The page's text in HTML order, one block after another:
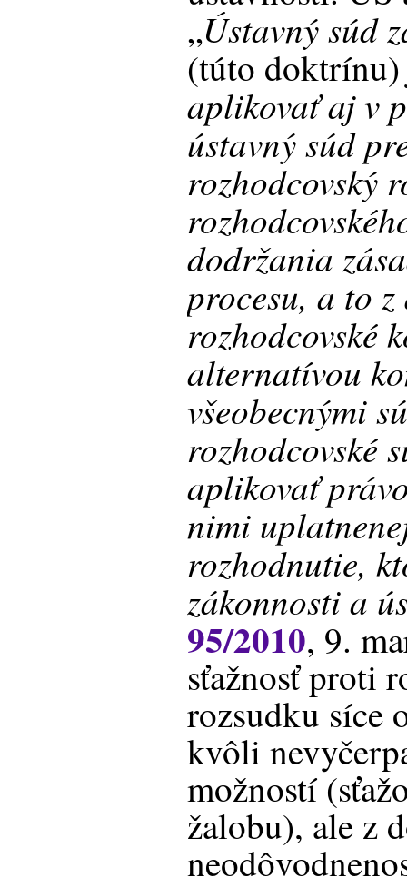
„Ústavný súd
(túto
aplikovať aj v
ústavný súd
rozhodcovský
dodržania
procesu, a to
rozhodcovské
alternatívou
všeobecnými
rozhodcovské
aplikovať
nimi
rozhodnutie,
zákonnosti a
95/2010, 9.
sťažnosť proti
rozsudku síce
kvôli
možností
žalobu), ale z